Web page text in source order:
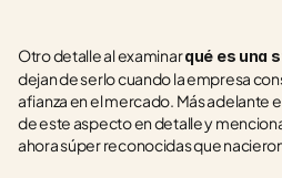
Otro detalle al examinar qué es una
dejan de serlo cuando la empresa
afianza en el mercado. Más adelante
de este aspecto en detalle y
ahora súper reconocidas que